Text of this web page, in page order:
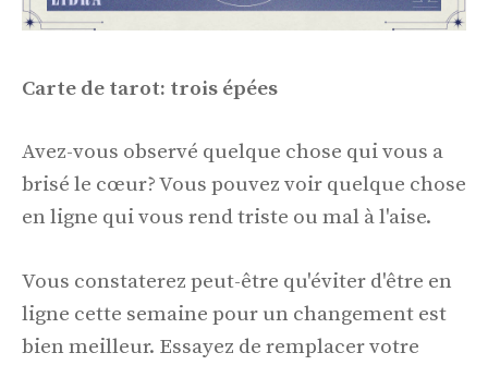
Carte de tarot: trois épées
Avez-vous observé quelque chose qui vous a
brisé le cœur? Vous pouvez voir quelque chose
en ligne qui vous rend triste ou mal à l'aise.
Vous constaterez peut-être qu'éviter d'être en
ligne cette semaine pour un changement est
bien meilleur. Essayez de remplacer votre